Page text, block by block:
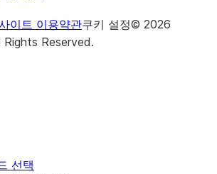
이트 이용약관쿠키 설정© 2026
Rights Reserved.
선택